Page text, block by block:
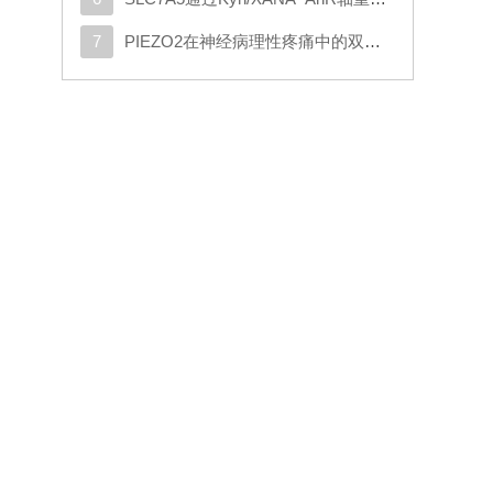
7 PIEZO2在神经病理性疼痛中的双重作用：推动外周敏感化并实现机械负荷诱发的镇痛效应